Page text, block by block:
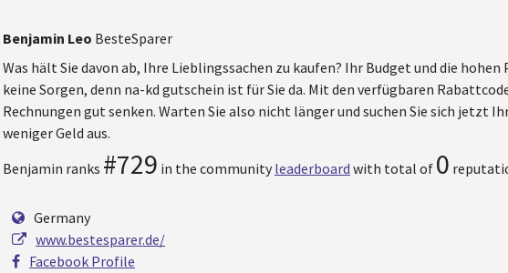
Benjamin Leo BesteSparer
Was hält Sie davon ab, Ihre Lieblingssachen zu kaufen? Ihr Budget und die hohen
keine Sorgen, denn na-kd gutschein ist für Sie da. Mit den verfügbaren
Rechnungen gut senken. Warten Sie also nicht länger und suchen Sie sich jetzt
weniger Geld aus.
Benjamin ranks #729 in the community leaderboard with total of 0
Germany
www.bestesparer.de/
Facebook Profile